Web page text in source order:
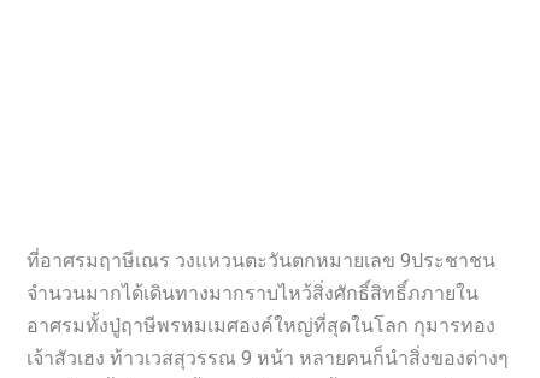
ที่อาศรมฤาษีเณร วงแหวนตะวันตกหมายเลข 9ประชาชน
จำนวนมากได้เดินทางมากราบไหว้สิ่งศักธิ์สิทธิ์ภภายใน
อาศรมทั้งปู่ฤาษีพรหมเมศองค์ใหญ่ที่สุดในโลก กุมารทอง
เจ้าสัวเฮง ท้าวเวสสุวรรณ 9 หน้า หลายคนก็นำสิ่งของต่างๆ